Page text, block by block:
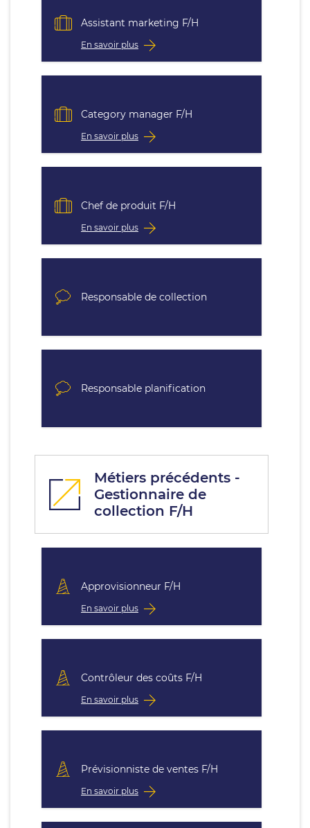
Assistant marketing F/H
En savoir plus
Category manager F/H
En savoir plus
Chef de produit F/H
En savoir plus
Responsable de collection
Responsable planification
Métiers précédents -
Gestionnaire de
collection F/H
Approvisionneur F/H
En savoir plus
Contrôleur des coûts F/H
En savoir plus
Prévisionniste de ventes F/H
En savoir plus